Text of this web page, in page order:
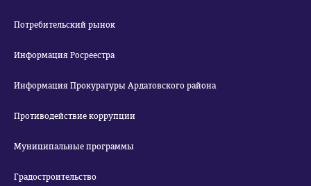
Потребительский рынок
Информация Росреестра
Информация Прокуратуры Ардатовского района
Противодействие коррупции
Муниципальные программы
Градостроительство